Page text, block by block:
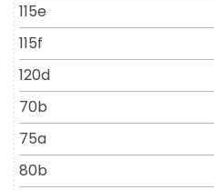
115e
115f
120d
70b
75a
80b